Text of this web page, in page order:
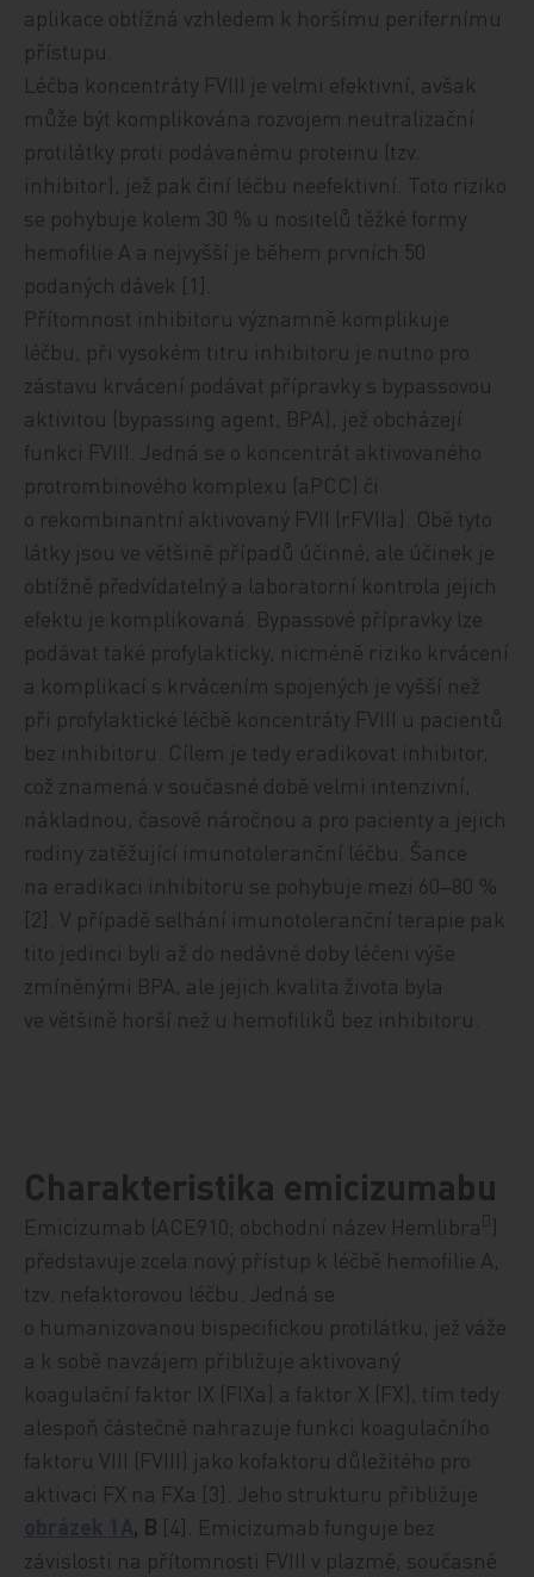
aplikace obtížná vzhledem k horšímu perifernímu
přístupu.
Léčba koncentráty FVIII je velmi efektivní, avšak
může být komplikována rozvojem neutralizační
protilátky proti podávanému proteinu (tzv.
inhibitor), jež pak činí léčbu neefektivní. Toto riziko
se pohybuje kolem 30 % u nositelů těžké formy
hemofilie A a nejvyšší je během prvních 50
podaných dávek [1].
Přítomnost inhibitoru významně komplikuje
léčbu, při vysokém titru inhibitoru je nutno pro
zástavu krvácení podávat přípravky s bypassovou
aktivitou (bypassing agent, BPA), jež obcházejí
funkci FVIII. Jedná se o koncentrát aktivovaného
protrombinového komplexu (aPCC) či
o rekombinantní aktivovaný FVII (rFVIIa). Obě tyto
látky jsou ve většině případů účinné, ale účinek je
obtížně předvídatelný a laboratorní kontrola jejich
efektu je komplikovaná. Bypassové přípravky lze
podávat také profylakticky, nicméně riziko krvácení
a komplikací s krvácením spojených je vyšší než
při profylaktické léčbě koncentráty FVIII u pacientů
bez inhibitoru. Cílem je tedy eradikovat inhibitor,
což znamená v současné době velmi intenzivní,
nákladnou, časově náročnou a pro pacienty a jejich
rodiny zatěžující imunotoleranční léčbu. Šance
na eradikaci inhibitoru se pohybuje mezi 60‒80 %
[2]. V případě selhání imunotoleranční terapie pak
tito jedinci byli až do nedávné doby léčeni výše
zmíněnými BPA, ale jejich kvalita života byla
ve většině horší než u hemofiliků bez inhibitoru.
Charakteristika emicizumabu
Emicizumab (ACE910; obchodní název Hemlibra )
představuje zcela nový přístup k léčbě hemofilie A,
tzv. nefaktorovou léčbu. Jedná se
o humanizovanou bispecifickou protilátku, jež váže
a k sobě navzájem přibližuje aktivovaný
koagulační faktor IX (FIXa) a faktor X (FX), tím tedy
alespoň částečně nahrazuje funkci koagulačního
faktoru VIII (FVIII) jako kofaktoru důležitého pro
aktivaci FX na FXa [3]. Jeho strukturu přibližuje
, B [4]. Emicizumab funguje bez
závislosti na přítomnosti FVIII v plazmě, současně